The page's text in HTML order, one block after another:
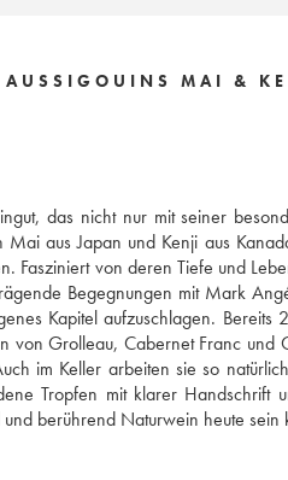
AUSSIGOUINS MAI &
das nicht nur mit seiner
aus Japan und Kenji aus
Fasziniert von deren Tiefe und
Begegnungen mit Mark
Kapitel aufzuschlagen.
von Grolleau, Cabernet Franc
im Keller arbeiten sie so
Tropfen mit klarer Handschrift
berührend Naturwein heute sein